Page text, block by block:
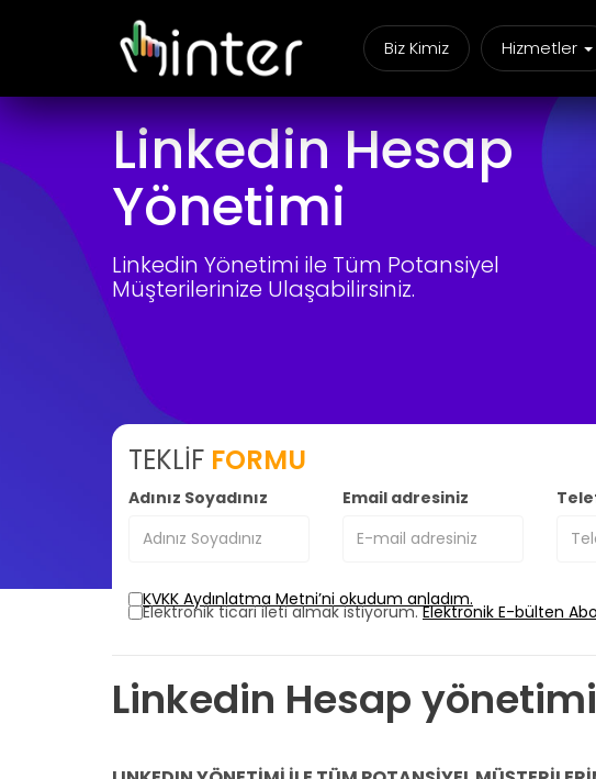
Biz Kimiz Hizmetler
Linkedin Hesap
Yönetimi
Linkedin Yönetimi ile Tüm Potansiyel
Müşterilerinize Ulaşabilirsiniz.
TEKLİF FORMU
Adınız Soyadınız Email adresiniz
KVKK Aydınlatma Metni’ni okudum anladım.
Elektronik ticari ileti almak istiyorum.Elektronik E-bülten
Linkedin Hesap yönetimi